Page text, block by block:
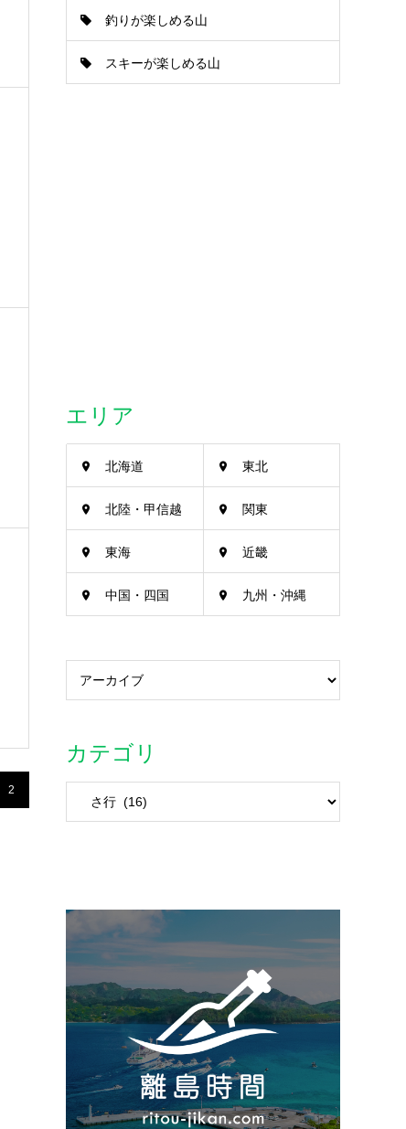
2
釣りが楽しめる山
スキーが楽しめる山
エリア
北海道 東北
北陸・甲信越 関東
東海 近畿
中国・四国 九州・沖縄
カテゴリ